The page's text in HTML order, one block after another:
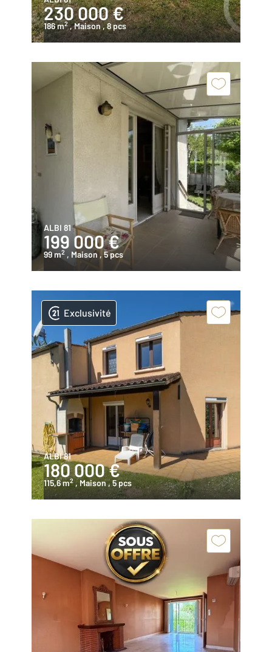
230 000 €
186 m2 , Maison, 8 pcs
ALBI 81
199 000 €
99 m2 , Maison , 5 pcs
Exclusivité
ALBI 81
180 000 €
115,6 m2 , Maison, 5 pcs